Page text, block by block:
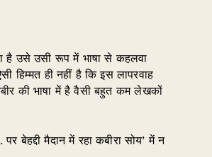
है उसे उसी रूप में भाषा से कहलवा
हिम्मत ही नहीं है कि इस लापरवाह
की भाषा में है वैसी बहुत कम लेखकों
बेहद्दी मैदान में रहा कबीरा सोय’ में न